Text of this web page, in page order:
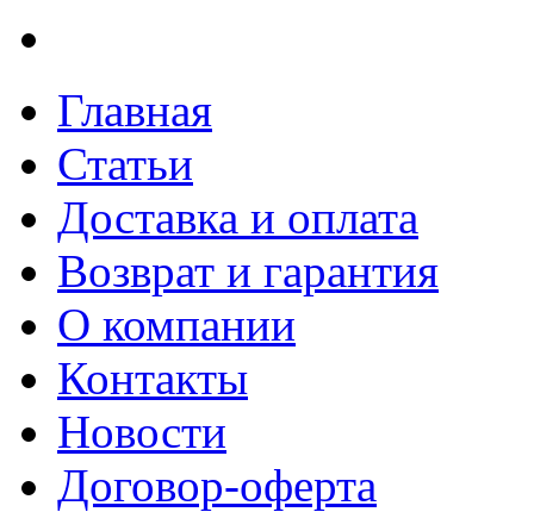
Главная
Статьи
Доставка и оплата
Возврат и гарантия
О компании
Контакты
Новости
Договор-оферта